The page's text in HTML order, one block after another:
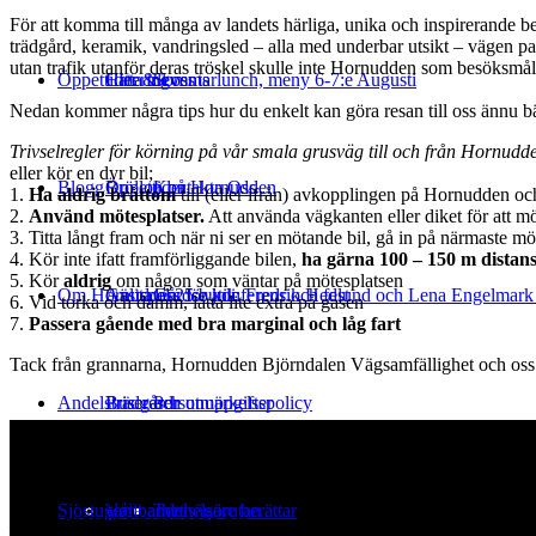
Sommarlunch, meny 6-7:e Augusti
Catering
Bröllop på Hornudden
Anlita oss för konferens och fest
Bussresor
Hitta till oss
Kontakta Oss
Öppettider & events
Öppettider
Gårdsbutik
Personuppgiftspolicy
Gästspel 25:e juli: Fredrik Hedlund och Lena Engelmark
Blogg
Om Hornudden
Priser och utmärkelser
Tynnelsörutan
Hållbarhet
Andelsträdgård
Våra andelsägare berättar
Sjöstugan
För att komma till många av landets härliga, unika och inspirerande
trädgård, keramik, vandringsled – alla med underbar utsikt – vägen
utan trafik utanför deras tröskel skulle inte Hornudden som
Nedan kommer några tips hur du enkelt kan göra resan till oss ännu
Trivselregler för körning på vår smala grusväg till och från
eller kör en dyr bil;
1. Ha aldrig bråttomtill (eller ifrån) avkopplingen på Hornudden
2. Använd mötesplatser. Att använda vägkanten eller diket för att
3. Titta långt fram och när ni ser en mötande bil, gå in på närmaste
4. Kör inte ifatt framförliggande bilen, ha gärna 100 – 150 m
5. Köraldrig om någon som väntar på mötesplatsen
6. Vid torka och damm, lätta lite extra på gasen
7. Passera gående med bra marginal och låg fart
Tack från grannarna, Hornudden Björndalen Vägsamfällighet och
645 93 Strängnäs
E-postkontakt@hornudden.net